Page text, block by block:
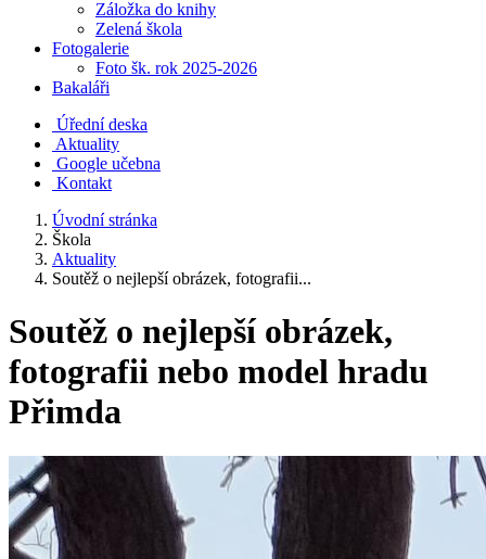
Záložka do knihy
Zelená škola
Fotogalerie
Foto šk. rok 2025-2026
Bakaláři
Úřední deska
Aktuality
Google učebna
Kontakt
Úvodní stránka
Škola
Aktuality
Soutěž o nejlepší obrázek, fotografii...
Soutěž o nejlepší obrázek,
fotografii nebo model hradu
Přimda